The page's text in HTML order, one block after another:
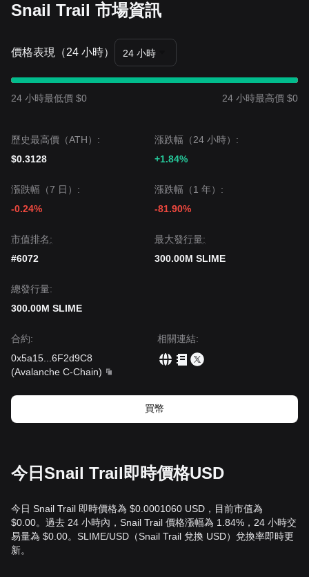
Snail Trail 市場資訊
價格表現（24 小時） 24 小時
24 小時最低價 $0 24 小時最高價 $0
歷史最高價（ATH）:
$0.3128
漲跌幅（24 小時）:
+1.84%
漲跌幅（7 日）:
-0.24%
漲跌幅（1 年）:
-81.90%
市值排名:
#6072
‌最大發行量:
300.00M SLIME
總發行量:
300.00M SLIME
合約:
0x5a15
6F2d9C8
(Avalanche C-Chain)
相關連結:
買幣
今日Snail Trail即時價格USD
今日 Snail Trail 即時價格為 $0.0001060 USD，目前市值為
$0.00。過去 24 小時內，Snail Trail 價格漲幅為 1.84%，24 小時交
易量為 $0.00。SLIME/USD（Snail Trail 兌換 USD）兌換率即時更
新。